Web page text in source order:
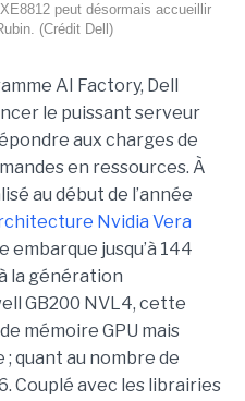
peut désormais accueillir
(Crédit Dell)
AI Factory, Dell
le puissant serveur
aux charges de
en ressources. À
au début de l’année
Nvidia Vera
embarque jusqu’à 144
la génération
GB200 NVL4, cette
mémoire GPU mais
quant au nombre de
Couplé avec les librairies